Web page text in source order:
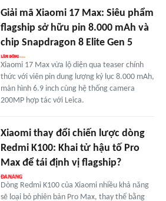
Giải mã Xiaomi 17 Max: Siêu phẩm
flagship sở hữu pin 8.000 mAh và
chip Snapdragon 8 Elite Gen 5
Xiaomi 17 Max vừa lộ diện qua teaser chính
thức với viên pin dung lượng kỷ lục 8.000 mAh,
màn hình 6.9 inch cùng hệ thống camera
200MP hợp tác với Leica.
Xiaomi thay đổi chiến lược dòng
Redmi K100: Khai tử hậu tố Pro
Max để tái định vị flagship?
Dòng Redmi K100 của Xiaomi nhiều khả năng
sẽ loại bỏ phiên bản Pro Max, thay thế bằng